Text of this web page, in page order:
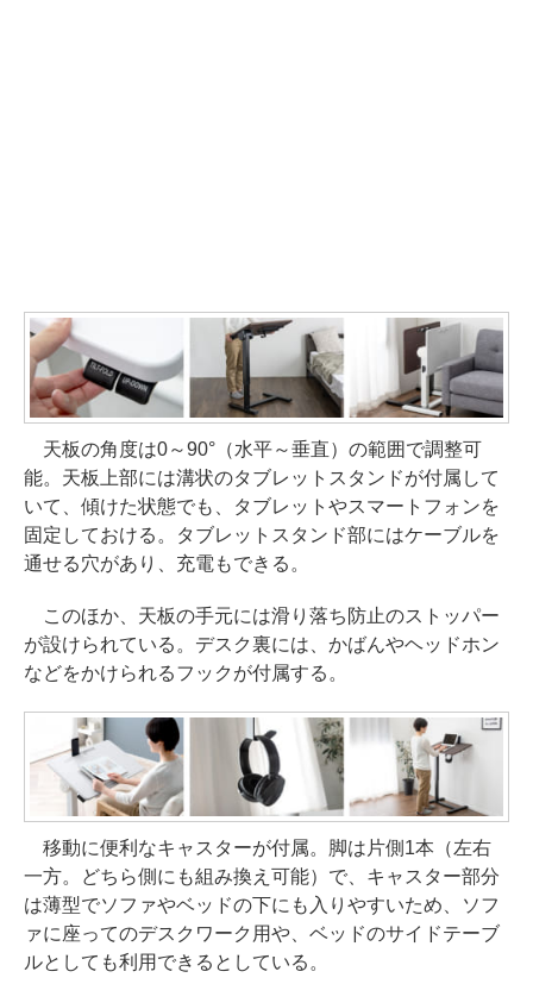
天板の角度は0～90°（水平～垂直）の範囲で調整可
能。天板上部には溝状のタブレットスタンドが付属して
いて、傾けた状態でも、タブレットやスマートフォンを
固定しておける。タブレットスタンド部にはケーブルを
通せる穴があり、充電もできる。
このほか、天板の手元には滑り落ち防止のストッパー
が設けられている。デスク裏には、かばんやヘッドホン
などをかけられるフックが付属する。
移動に便利なキャスターが付属。脚は片側1本（左右
一方。どちら側にも組み換え可能）で、キャスター部分
は薄型でソファやベッドの下にも入りやすいため、ソフ
ァに座ってのデスクワーク用や、ベッドのサイドテーブ
ルとしても利用できるとしている。